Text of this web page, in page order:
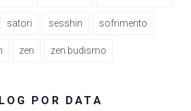
satori sesshin sofrimento
zen zen budismo
POR DATA